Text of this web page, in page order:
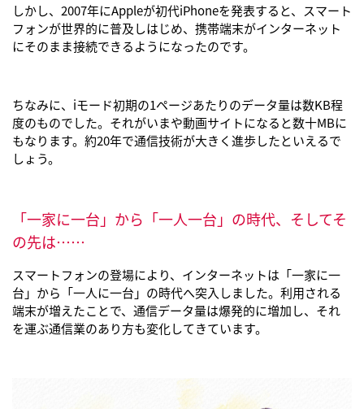
しかし、2007年にAppleが初代iPhoneを発表すると、スマート
フォンが世界的に普及しはじめ、携帯端末がインターネット
にそのまま接続できるようになったのです。
ちなみに、iモード初期の1ページあたりのデータ量は数KB程
度のものでした。それがいまや動画サイトになると数十MBに
もなります。約20年で通信技術が大きく進歩したといえるで
しょう。
「一家に一台」から「一人一台」の時代、そしてそ
の先は……
スマートフォンの登場により、インターネットは「一家に一
台」から「一人に一台」の時代へ突入しました。利用される
端末が増えたことで、通信データ量は爆発的に増加し、それ
を運ぶ通信業のあり方も変化してきています。